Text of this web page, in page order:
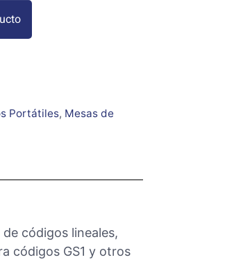
Portátiles, Mesas de
códigos lineales,
códigos GS1 y otros